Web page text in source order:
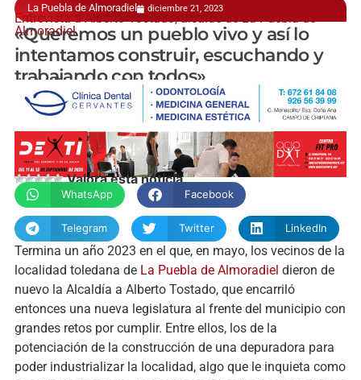
La Puebla de Almoradiel diciembre 21, 2023
Entrevista a Alberto Tostado, alcalde de La Puebla de
Almoradiel
«Queremos un pueblo vivo y así lo
intentamos construir, escuchando y
trabajando con todos»
Javier Fernández-Caballero
Valora esta noticia
WhatsApp Facebook
Telegram Twitter LinkedIn
Termina un año 2023 en el que, en mayo, los vecinos de la
localidad toledana de La Puebla de Almoradiel dieron de
nuevo la Alcaldía a Alberto Tostado, que encarriló
entonces una nueva legislatura al frente del municipio con
grandes retos por cumplir. Entre ellos, los de la
potenciación de la construcción de una depuradora para
poder industrializar la localidad, algo que le inquieta como